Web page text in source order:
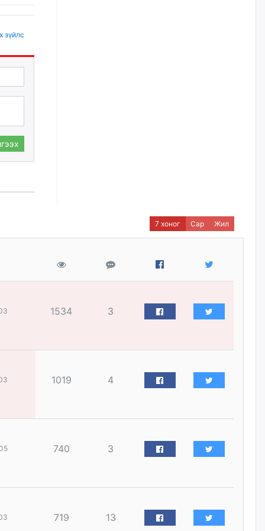
зүйлс
"Урьхан" Б.Чинбат гэж хүн
бизнес хамтрагчаа гүтгэж
хууль хяналтын байгууллагаар
Д.Амарбаясгалан:
Шатахууныхаа 97 хувийг нэг
улсаас авдаг хараат байдлаа
ёстой
уржигдар
7 хоног Сар Жил
1534 3
1019 4
740 3
719 13